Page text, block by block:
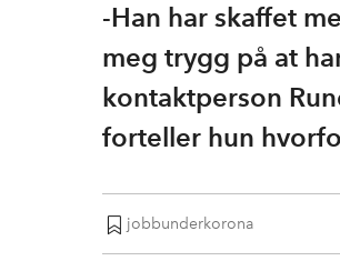
-Han har skaffet
meg trygg på at
kontaktperson
forteller hun
jobbunderkorona